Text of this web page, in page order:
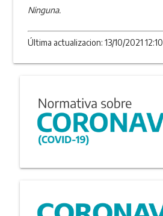
Ninguna.
Última actualizacion: 13/10/2021 12:10